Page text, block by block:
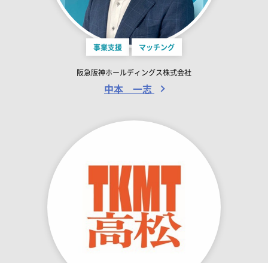
事業支援 マッチング
阪急阪神ホールディングス株式会社
中本 一志